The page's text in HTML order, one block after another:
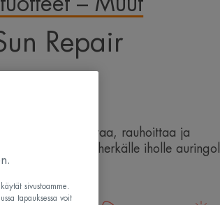
requires the use of
offer you targeted
your browsing For more
YouTube's « cookie »
choices by clicking on «
accept Youtube's
Repair
-voide kosteuttaa, rauhoittaa ja
tunteen herkälle iholle
sivustoamme.
tapauksessa voit